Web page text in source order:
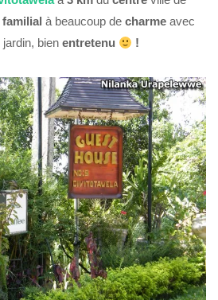
familial à beaucoup de charme avec
jardin, bien entretenu !